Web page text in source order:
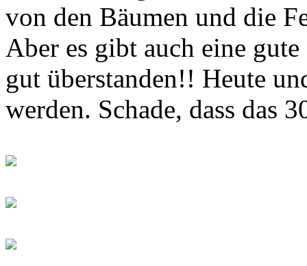
von den Bäumen und die
Aber es gibt auch eine
gut überstanden!! Heute
werden. Schade, dass das